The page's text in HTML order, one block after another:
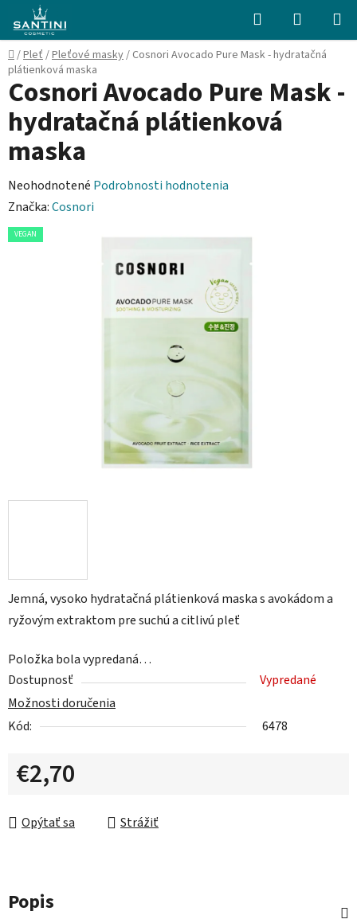
Prejsť
obsah
Hľadať
KOŠÍK
Domov
/Pleť/Pleťové masky/ Cosnori Avocado Pure Mask - hydratačná
plátienková maska
Jemná, vysoko hydratačná plátienková maska ​​s avokádom a
ryžovým extraktom pre suchú a citlivú pleť
Položka bola vypredaná…
Dostupnosť
Vypredané
Možnosti doručenia
Kód:
6478
€2,70
Opýtať sa
Strážiť
Cosnori Avocado Pure Mask -
hydratačná plátienková
maska
Priemerné
hodnotenie
produktu
Neohodnotené Podrobnosti hodnotenia
Značka:Cosnori
VEGAN
Popis